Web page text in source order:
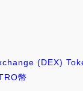
(DEX)
幣